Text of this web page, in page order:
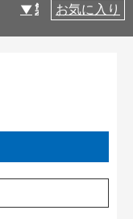
製品仕様
お気に入り